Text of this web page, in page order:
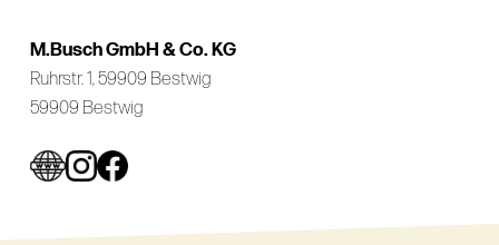
M.Busch GmbH & Co. KG
Ruhrstr. 1, 59909 Bestwig
59909 Bestwig